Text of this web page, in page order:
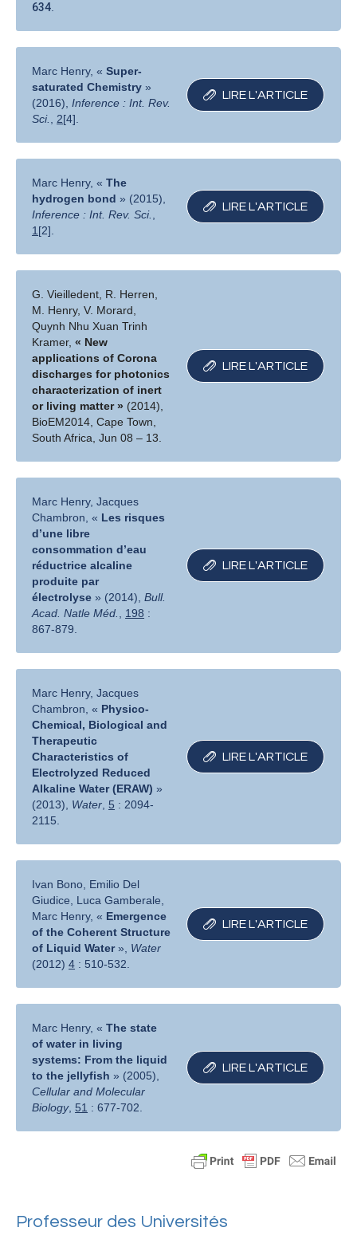
634.
Marc Henry, «Super-
saturated Chemistry »
(2016),Inference : Int. Rev.
Sci.,2[4].
LIRE L′ARTICLE
Marc Henry, «The
hydrogen bond » (2015),
Inference : Int. Rev. Sci.,
1[2].
LIRE L′ARTICLE
G. Vieilledent, R. Herren,
M. Henry, V. Morard,
Quynh Nhu Xuan Trinh
Kramer,« New
applications of Corona
discharges for photonics
characterization of inert
or living matter » (2014),
BioEM2014, Cape Town,
South Africa, Jun 08 – 13.
LIRE L′ARTICLE
Marc Henry, Jacques
Chambron, « Les risques
d’une libre
consommation d’eau
réductrice alcaline
produite par
électrolyse » (2014),Bull.
Acad. Natle Méd., 198 :
867-879.
LIRE L′ARTICLE
Marc Henry, Jacques
Chambron, « Physico-
Chemical, Biological and
Therapeutic
Characteristics of
Electrolyzed Reduced
Alkaline Water (ERAW) »
(2013), Water, 5 : 2094-
2115.
LIRE L′ARTICLE
Ivan Bono, Emilio Del
Giudice, Luca Gamberale,
Marc Henry, « Emergence
of the Coherent Structure
of Liquid Water», Water
(2012)4 : 510-532.
LIRE L′ARTICLE
Marc Henry, «The state
of water in living
systems: From the liquid
to the jellyfish » (2005),
Cellular and Molecular
Biology, 51 : 677-702.
LIRE L′ARTICLE
Professeur des Universités